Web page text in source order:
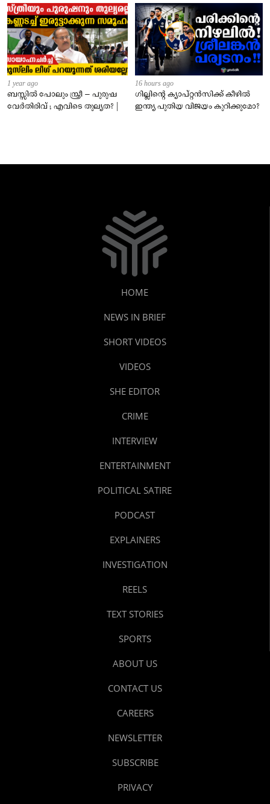
1 year ago
ബസ്സിൽ പോലും സ്ത്രീ – പുരുഷ
വേർതിരിവ് ; എവിടെ തുല്യത? |
16 hours ago
ഗില്ലിന്റെ ക്യാപ്റ്റന്‍സിക്ക് കീഴില്‍
ഇന്ത്യ പുതിയ വിജയം കുറിക്കുമോ?
HOME
NEWS IN BRIEF
SHORT VIDEOS
VIDEOS
SHE EDITOR
CRIME
INTERVIEW
ENTERTAINMENT
POLITICAL SATIRE
PODCAST
EXPLAINERS
INVESTIGATION
REELS
TEXT STORIES
SPORTS
ABOUT US
CONTACT US
CAREERS
NEWSLETTER
SUBSCRIBE
PRIVACY